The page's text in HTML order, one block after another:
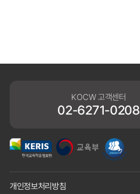
KOCW 고객센터
02-6271-0208
개인정보처리방침